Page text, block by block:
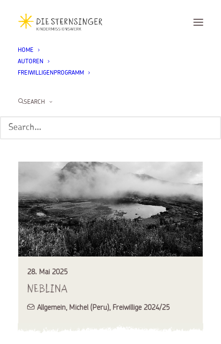
HOME
AUTOREN
FREIWILLIGENPROGRAMM
SEARCH
Month: Mai 2025
28. Mai 2025
Neblina
Allgemein, Michel (Peru), Freiwillige 2024/25